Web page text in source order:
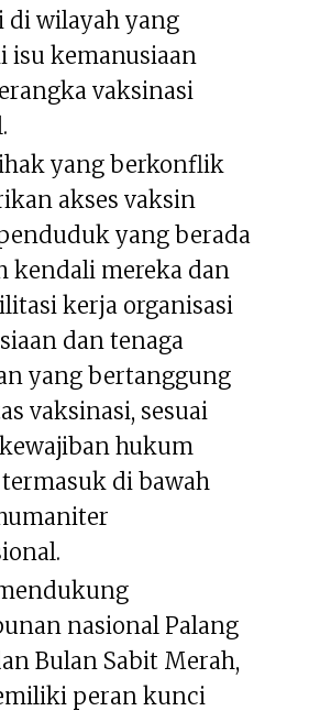
di wilayah yang
isu kemanusiaan
vaksinasi
yang berkonflik
akses vaksin
yang berada
kendali mereka dan
kerja organisasi
dan tenaga
yang bertanggung
vaksinasi, sesuai
hukum
di bawah
nasional Palang
Bulan Sabit Merah,
peran kunci